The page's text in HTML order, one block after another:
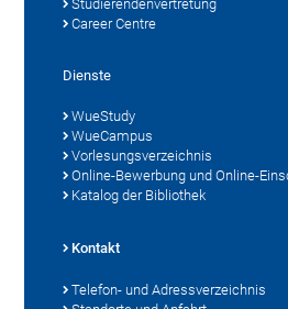
Studierendenvertretung
Career Centre
Dienste
WueStudy
WueCampus
Vorlesungsverzeichnis
Online-Bewerbung und Online-
Katalog der Bibliothek
Kontakt
Telefon- und Adressverzeichnis